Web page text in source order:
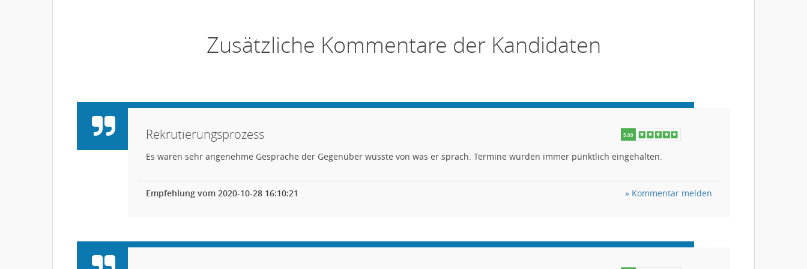
Zusätzliche Kommentare der Kandidaten
Rekrutierungsprozess
Es waren sehr angenehme Gespräche der Gegenüber wusste von was er sprach. Termine wurden immer pünktlich eingehalten.
Empfehlung vom 2020-10-28 16:10:21 » Kommentar melden